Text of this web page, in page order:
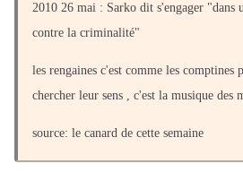
2010 26 mai : Sarko dit s'engager "dans
contre la criminalité"
les rengaines c'est comme les comptines
chercher leur sens , c'est la musique des
source: le canard de cette semaine